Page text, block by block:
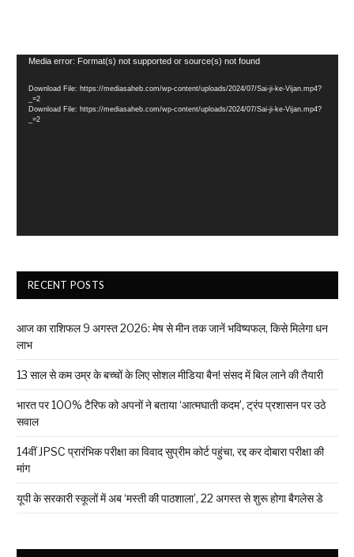
Video
Media error: Format(s) not supported or source(s) not found
Download File: https://mediasaheb.com/wp-content/uploads/2024/07/Sai-ji-ke-Vijan.mp4?
_=2
Download File: https://mediasaheb.com/wp-content/uploads/2024/07/Sai-ji-ke-Vijan.mp4?
_=2
RECENT POSTS
आज का राशिफल 9 अगस्त 2026: मेष से मीन तक जानें भविष्यफल, किसे मिलेगा धन
लाभ
13 साल से कम उम्र के बच्चों के लिए सोशल मीडिया बैन! संसद में बिल लाने की तैयारी
भारत पर 100% टैरिफ को अपनों ने बताया ‘आत्मघाती कदम’, ट्रंप प्रशासन पर उठे
सवाल
14वीं JPSC प्रारंभिक परीक्षा का विवाद सुप्रीम कोर्ट पहुंचा, रद्द कर दोबारा परीक्षा की
मांग
यूपी के सरकारी स्कूलों में अब ‘मस्ती की पाठशाला’, 22 अगस्त से शुरू होगा बैगलेस डे